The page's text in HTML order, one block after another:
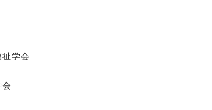
祉学会
会